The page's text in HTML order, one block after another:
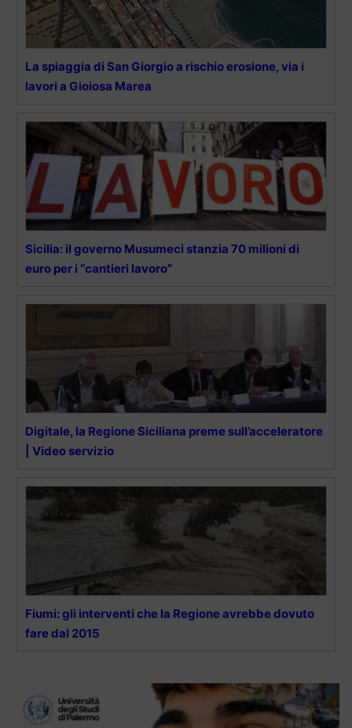
La spiaggia di San Giorgio a rischio erosione, via i
lavori a Gioiosa Marea
Sicilia: il governo Musumeci stanzia 70 milioni di
euro per i “cantieri lavoro”
Digitale, la Regione Siciliana preme sull’acceleratore
| Video servizio
Fiumi: gli interventi che la Regione avrebbe dovuto
fare dal 2015